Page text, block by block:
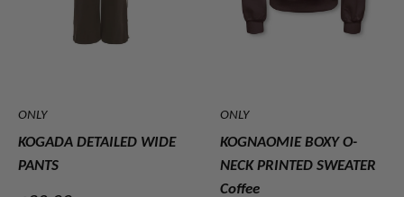
ONLY
KOGADA DETAILED WIDE
PANTS
ONLY
KOGNAOMIE BOXY O-
NECK PRINTED SWEATER
Coffee